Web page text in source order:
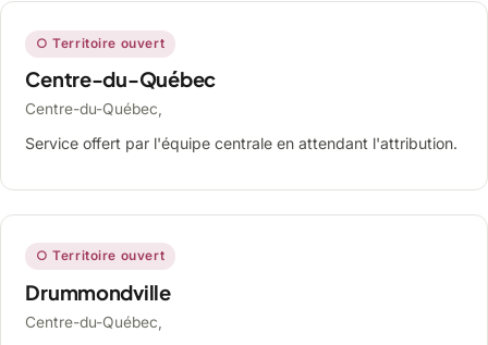
○ Territoire ouvert
Centre-du-Québec
Centre-du-Québec,
Service offert par l'équipe centrale en attendant l'attribution.
○ Territoire ouvert
Drummondville
Centre-du-Québec,